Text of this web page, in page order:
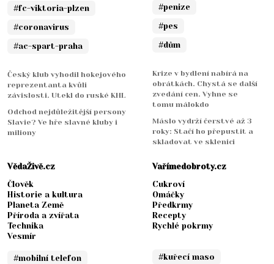
#fc-viktoria-plzen
#coronavirus
#ac-spart-praha
Český klub vyhodil hokejového
reprezentanta kvůli
závislosti. Utekl do ruské KHL
Odchod nejdůležitější persony
Slavie? Ve hře slavné kluby i
miliony
#penize
#pes
#dům
Krize v bydlení nabírá na
obrátkách. Chystá se další
zvedání cen. Vyhne se
tomu málokdo
Máslo vydrží čerstvé až 3
roky: Stačí ho přepustit a
skladovat ve sklenici
VědaŽivě.cz
Člověk
Historie a kultura
Planeta Země
Příroda a zvířata
Technika
Vesmír
#mobilní telefon
Vařímedobroty.cz
Cukroví
Omáčky
Předkrmy
Recepty
Rychlé pokrmy
#kuřecí maso